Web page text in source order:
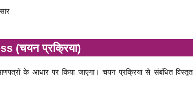
(चयन प्रक्रिया)
के आधार पर किया जाएगा। चयन प्रक्रिया से संबंधित विस्तृत